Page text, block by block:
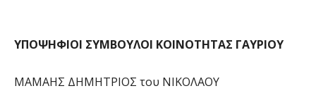
ΥΠΟΨΗΦΙΟΙ ΣΥΜΒΟΥΛΟΙ ΚΟΙΝΟΤΗΤΑΣ ΓΑΥΡΙΟΥ
ΜΑΜΑΗΣ ΔΗΜΗΤΡΙΟΣ του ΝΙΚΟΛΑΟΥ